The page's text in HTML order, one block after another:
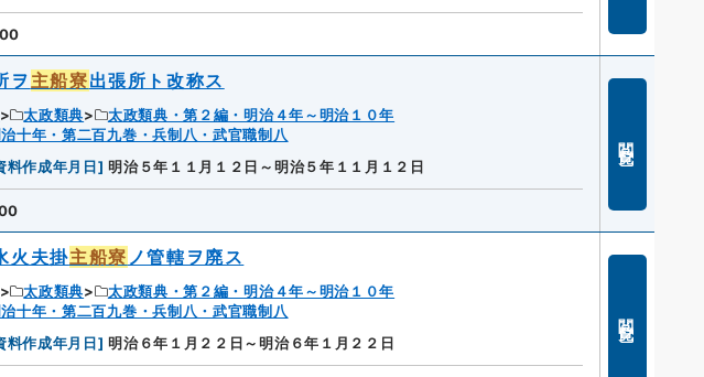
ヲ主船寮出張所ト改称ス
太政類典
太政類典・第２編・明治４年～明治１０年
十年・第二百九巻・兵制八・武官職制八
料作成年月日] 明治５年１１月１２日～明治５年１１月１２日
火夫掛主船寮 ノ管轄ヲ廃ス
太政類典
太政類典・第２編・明治４年～明治１０年
十年・第二百九巻・兵制八・武官職制八
料作成年月日] 明治６年１月２２日～明治６年１月２２日